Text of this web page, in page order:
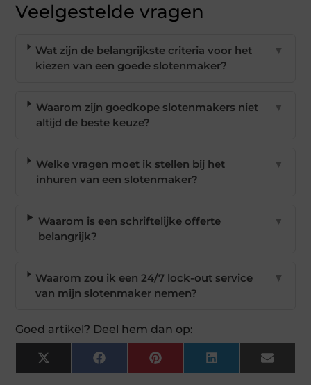
Veelgestelde vragen
Wat zijn de belangrijkste criteria voor het
kiezen van een goede slotenmaker?
▼
Waarom zijn goedkope slotenmakers niet
altijd de beste keuze?
▼
Welke vragen moet ik stellen bij het
inhuren van een slotenmaker?
▼
Waarom is een schriftelijke offerte
belangrijk?
▼
Waarom zou ik een 24/7 lock-out service
van mijn slotenmaker nemen?
▼
Goed artikel? Deel hem dan op:
X
(Twitter)
FacebookPinterest LinkedIn Email